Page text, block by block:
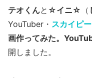
テオくんと ☆イニ☆ （
YouTuber・ スカイピ
画作ってみた。
開しました。